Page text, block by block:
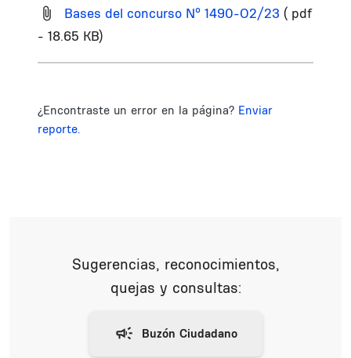
Bases del concurso Nº 1490-O2/23 ( pdf
- 18.65 KB)
¿Encontraste un error en la página? Enviar
reporte.
Sugerencias, reconocimientos,
quejas y consultas: